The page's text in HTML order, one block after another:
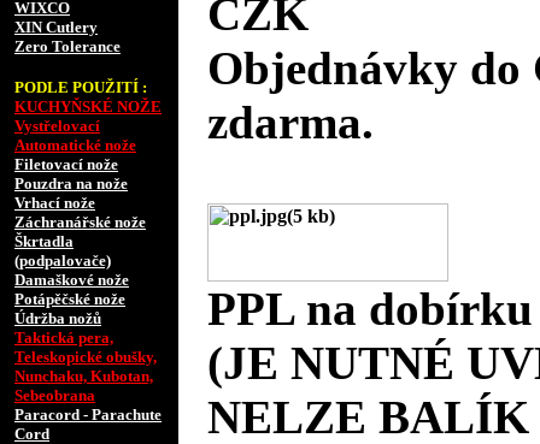
WIXCO
XIN Cutlery
Zero Tolerance
PODLE POUŽITÍ :
KUCHYŇSKÉ NOŽE
Vystřelovací
Automatické nože
Filetovací nože
Pouzdra na nože
Vrhací nože
Záchranářské nože
Škrtadla
(podpalovače)
Damaškové nože
Potápěčské nože
Údržba nožů
Taktická pera,
Teleskopické obušky,
Nunchaku, Kubotan,
Sebeobrana
Paracord - Parachute
Cord
CZK
Objednávky do
zdarma.
PPL na
(JE NUTNÉ
NELZE BALÍK